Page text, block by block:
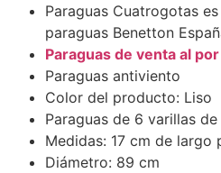
Paraguas Cuatrogotas
paraguas Benetton
Paraguas de venta al
Paraguas antiviento
Color del producto: Liso
Paraguas de 6 varillas de
Medidas: 17 cm de largo
Diámetro: 89 cm